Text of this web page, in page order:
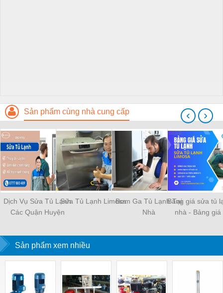
Sản phẩm cùng nhà cung cấp
Dịch Vụ Sửa Tủ Lạnh
Các Quận Huyện
Sửa Tủ Lạnh LimosaBơm Ga Tủ Lạnh Tại
Nhà
Bảng giá sửa tủ
nhà - Bảng giá
‹ ›
Sản phẩm xem nhiều